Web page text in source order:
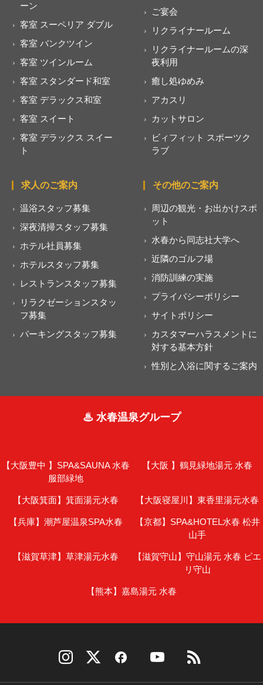
ーン
客室 スーペリア ダブル
客室 バンクツイン
客室 ツインルーム
客室 スタンダード和室
客室 デラックス和室
客室 スイート
客室 デラックス スイー
ト
ご宴会
リクライナールーム
リクライナールームの深
夜利用
癒し処ゆめみ
アカスリ
カットサロン
ビィフィット スポーツク
ラブ
求人のご案内
温浴スタッフ募集
深夜清掃スタッフ募集
ホテル社員募集
ホテルスタッフ募集
レストランスタッフ募集
リラクゼーションスタッ
フ募集
パーキングスタッフ募集
その他のご案内
周辺の観光・お出かけスポ
ット
水春から同志社大学へ
近隣のゴルフ場
消防訓練の実施
プライバシーポリシー
サイトポリシー
カスタマーハラスメントに
対する基本方針
性別と入浴に関するご案内
♨ 水春温泉グループ
【大阪豊中 】 SPA&SAUNA 水春
服部緑地
【大阪 】 鶴見緑地湯元 水春
【大阪箕面】 箕面湯元水春 【大阪寝屋川】 東香里湯元水春
【兵庫】 潮芦屋温泉SPA水春 【京都】 SPA&HOTEL水春 松井
山手
【滋賀草津】 草津湯元水春 【滋賀守山】 守山湯元 水春 ピエ
リ守山
【熊本】 嘉島湯元 水春